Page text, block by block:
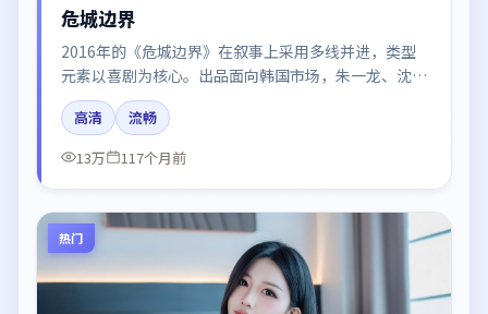
危城边界
2016年的《危城边界》在叙事上采用多线并进，类型
元素以喜剧为核心。出品面向韩国市场，朱一龙、沈
腾、雷佳音、黄渤、肖战所饰角色推动关键反转，结尾
留白引发讨论。
高清
流畅
13万
117个月前
热门